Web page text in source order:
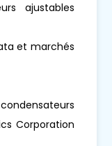
ajustables
et marchés
Corporation